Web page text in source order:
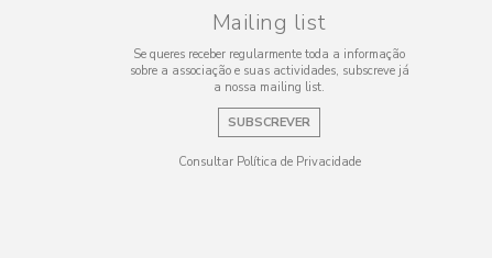
Mailing list
Se queres receber regularmente toda a informação
sobre a associação e suas actividades, subscreve já
a nossa mailing list.
SUBSCREVER
Consultar Política de Privacidade